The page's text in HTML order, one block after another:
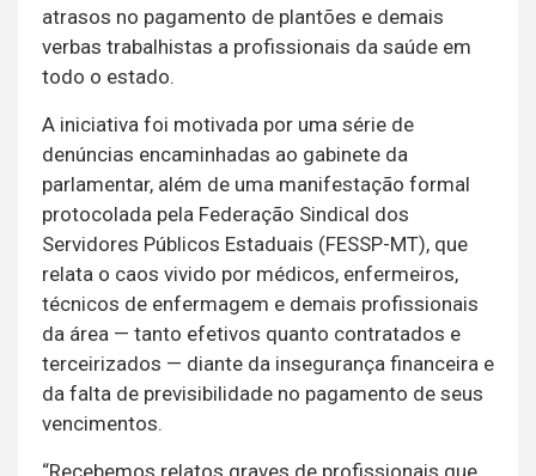
atrasos no pagamento de plantões e demais
verbas trabalhistas a profissionais da saúde em
todo o estado.
A iniciativa foi motivada por uma série de
denúncias encaminhadas ao gabinete da
parlamentar, além de uma manifestação formal
protocolada pela Federação Sindical dos
Servidores Públicos Estaduais (FESSP-MT), que
relata o caos vivido por médicos, enfermeiros,
técnicos de enfermagem e demais profissionais
da área — tanto efetivos quanto contratados e
terceirizados — diante da insegurança financeira e
da falta de previsibilidade no pagamento de seus
vencimentos.
“Recebemos relatos graves de profissionais que